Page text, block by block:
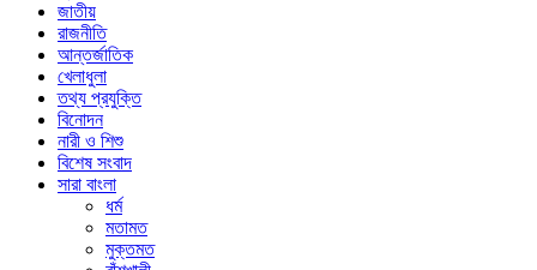
জাতীয়
রাজনীতি
আন্তর্জাতিক
খেলাধুলা
তথ্য প্রযুক্তি
বিনোদন
নারী ও শিশু
বিশেষ সংবাদ
সারা বাংলা
ধর্ম
মতামত
মুক্তমত